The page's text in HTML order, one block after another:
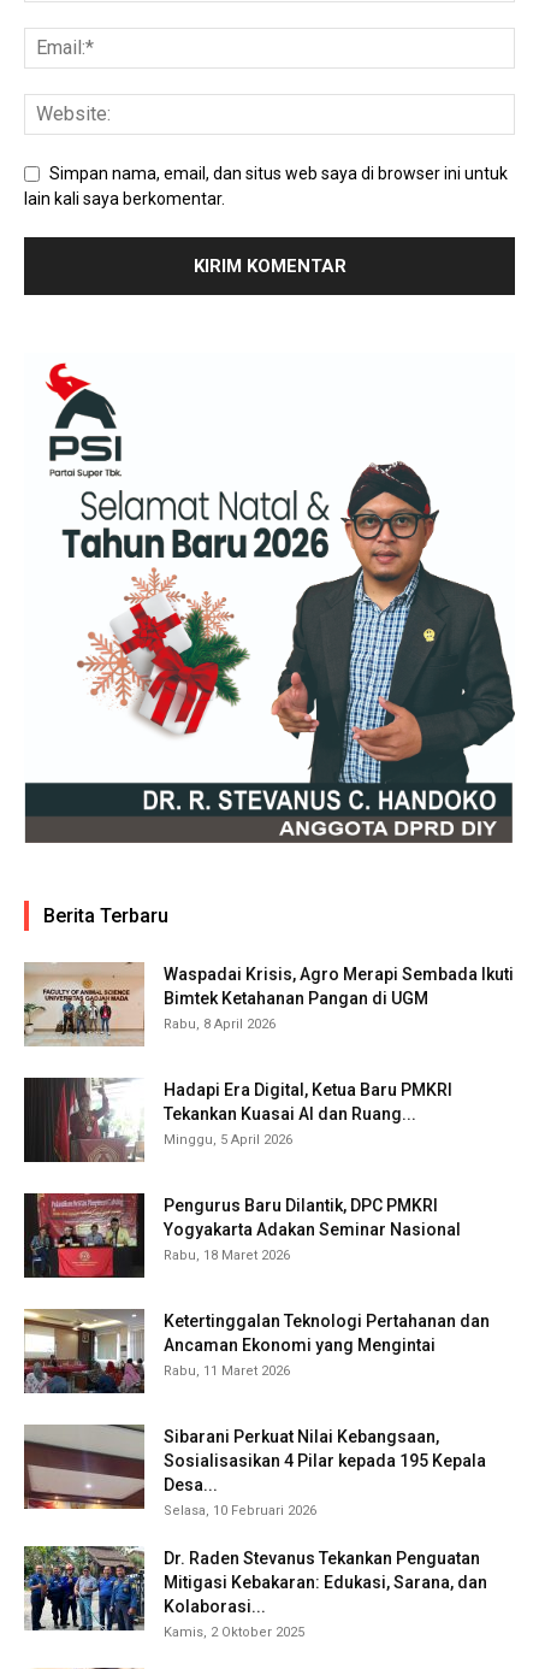
Simpan nama, email, dan situs web saya di browser ini untuk
lain kali saya berkomentar.
Berita Terbaru
Waspadai Krisis, Agro Merapi Sembada Ikuti
Bimtek Ketahanan Pangan di UGM
Rabu, 8 April 2026
Hadapi Era Digital, Ketua Baru PMKRI
Tekankan Kuasai AI dan Ruang...
Minggu, 5 April 2026
Pengurus Baru Dilantik, DPC PMKRI
Yogyakarta Adakan Seminar Nasional
Rabu, 18 Maret 2026
Ketertinggalan Teknologi Pertahanan dan
Ancaman Ekonomi yang Mengintai
Rabu, 11 Maret 2026
Sibarani Perkuat Nilai Kebangsaan,
Sosialisasikan 4 Pilar kepada 195 Kepala
Desa...
Selasa, 10 Februari 2026
Dr. Raden Stevanus Tekankan Penguatan
Mitigasi Kebakaran: Edukasi, Sarana, dan
Kolaborasi...
Kamis, 2 Oktober 2025